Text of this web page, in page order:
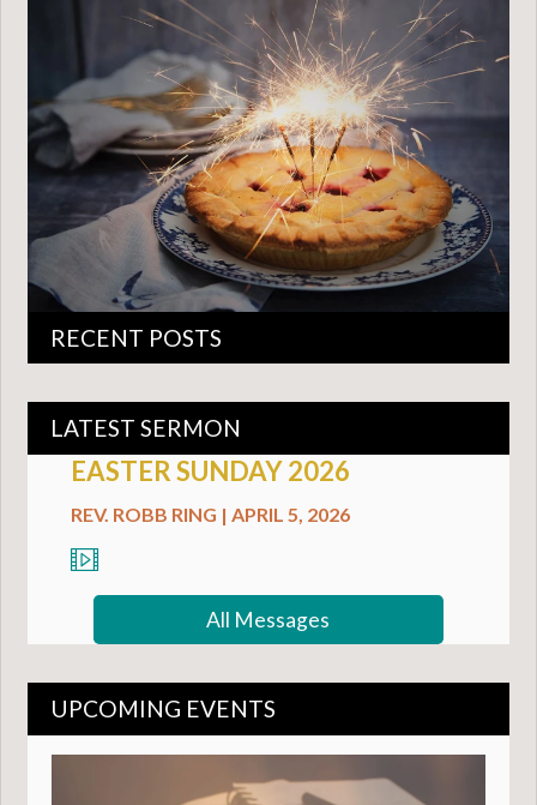
RECENT POSTS
LATEST SERMON
EASTER SUNDAY 2026
REV. ROBB RING | APRIL 5, 2026
All Messages
UPCOMING EVENTS